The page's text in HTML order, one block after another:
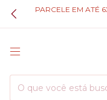
PARCELE EM ATÉ